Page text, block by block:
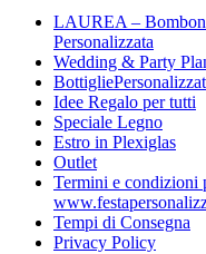
LAUREA –
Personalizzata
Wedding & Party
Idee Regalo per tutti
Speciale Legno
Estro in Plexiglas
Outlet
Termini e condizioni
Tempi di Consegna
Privacy Policy